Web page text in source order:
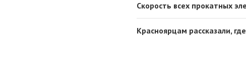
Скорость всех прокатных
Красноярцам рассказали,